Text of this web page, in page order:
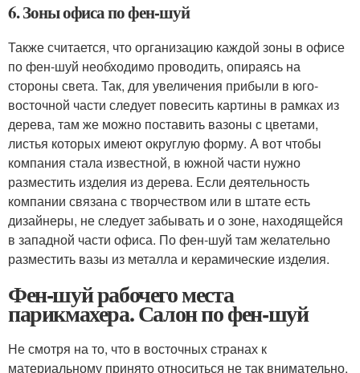
6. Зоны офиса по фен-шуй
Также считается, что организацию каждой зоны в офисе
по фен-шуй необходимо проводить, опираясь на
стороны света. Так, для увеличения прибыли в юго-
восточной части следует повесить картины в рамках из
дерева, там же можно поставить вазоны с цветами,
листья которых имеют округлую форму. А вот чтобы
компания стала известной, в южной части нужно
разместить изделия из дерева. Если деятельность
компании связана с творчеством или в штате есть
дизайнеры, не следует забывать и о зоне, находящейся
в западной части офиса. По фен-шуй там желательно
разместить вазы из металла и керамические изделия.
Фен-шуй рабочего места
парикмахера. Салон по фен-шуй
Не смотря на то, что в восточных странах к
материальному принято относиться не так внимательно,